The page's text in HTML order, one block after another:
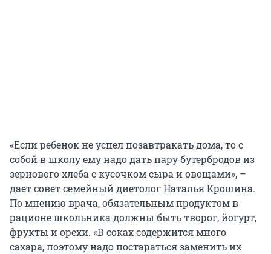
«Если ребенок не успел позавтракать дома, то с
собой в школу ему надо дать пару бутербродов из
зернового хлеба с кусочком сыра и овощами», –
дает совет семейный диетолог Наталья Крошина.
По мнению врача, обязательным продуктом в
рационе школьника должны быть творог, йогурт,
фрукты и орехи. «В соках содержится много
сахара, поэтому надо постараться заменить их